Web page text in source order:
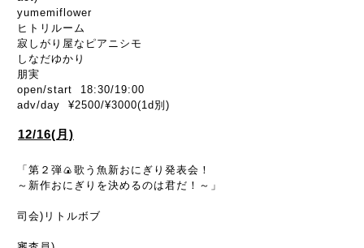
yumemiflower
ヒトリルーム
寂しがり屋なピアニシモ
しなだゆかり
朋実
open/start 18:30/19:00
adv/day ¥2500/¥3000(1d別)
12/16(月)
「第２弾🍙歌う魚新おにぎり発表会！
～新作おにぎりを決めるのは君だ！～」
司会)リトルボブ